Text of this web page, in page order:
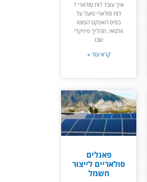
איך עובד לוח סולארי ?
לוח סולארי פועל על
בסיס האפקט הפוטו
וולטאי, תהליך פיזיקלי
שבו
קרא עוד »
פאנלים
סולאריים לייצור
חשמל